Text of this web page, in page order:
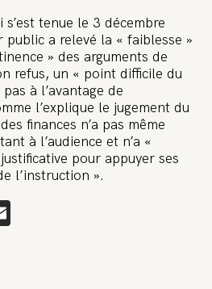
s’est tenue le 3 décembre
a relevé la « faiblesse »
» des arguments de
refus, un « point difficile du
à l’avantage de
l’explique le jugement du
finances n’a pas même
à l’audience et n’a «
pour appuyer ses
l’instruction ».
Une
d’anéantir La
🤯
pèse 3,2 milliards d’euros, nous
comment cela s’appelle ?
tort ? Avoir voulu protéger
pour sa santé. Et aujourd’hui elle
bâillon vise à nous affaiblir et,
de soutien avec un premier